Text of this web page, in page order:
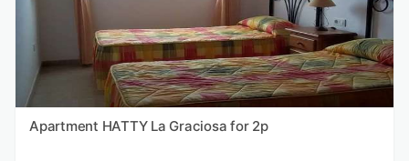
Apartment HATTY La Graciosa for 2p